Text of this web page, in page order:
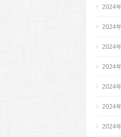
2024
2024
2024
2024
2024
2024
2024